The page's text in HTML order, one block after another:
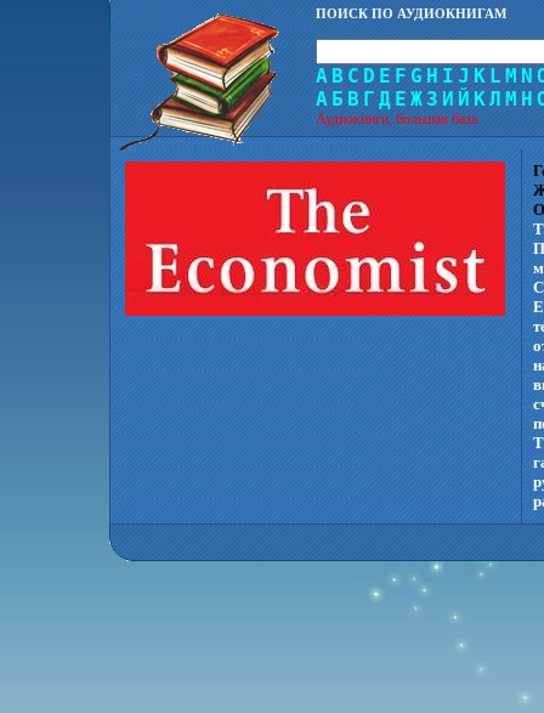
ПОИСК ПО АУДИОКНИГАМ
A B C D E F G H I J K L M N
А Б В Г Д Е Ж З И Й КЛ М Н
Аудиокниги, большая база.